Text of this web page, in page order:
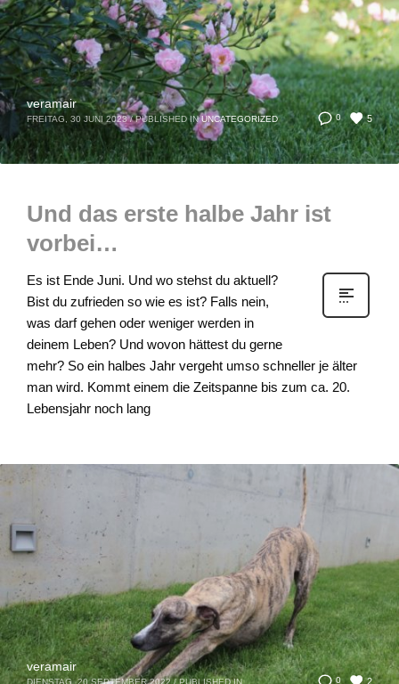
0 5
veramair
FREITAG, 30 JUNI 2023 / PUBLISHED IN UNCATEGORIZED
Und das erste halbe Jahr ist
vorbei…
Es ist Ende Juni. Und wo stehst du aktuell?
Bist du zufrieden so wie es ist? Falls nein,
was darf gehen oder weniger werden in
deinem Leben? Und wovon hättest du gerne
mehr? So ein halbes Jahr vergeht umso schneller je älter
man wird. Kommt einem die Zeitspanne bis zum ca. 20.
Lebensjahr noch lang
0 2
veramair